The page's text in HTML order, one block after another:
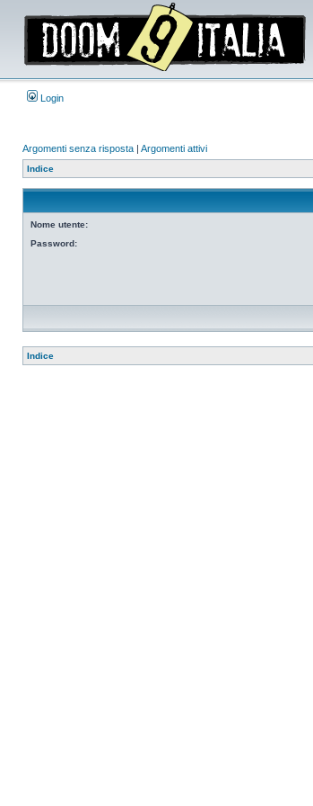
Login
Argomenti senza risposta | Argomenti attivi
Indice
Nome utente:
Password:
Indice